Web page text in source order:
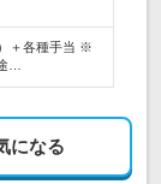
＋各種手当 ※
…
になる